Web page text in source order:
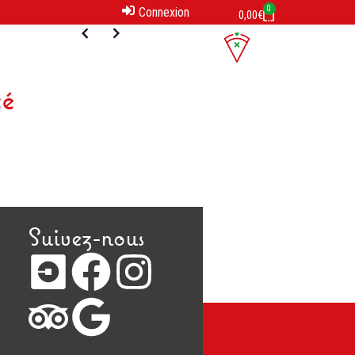
Connexion 0,00€ 0
Suivez-nous